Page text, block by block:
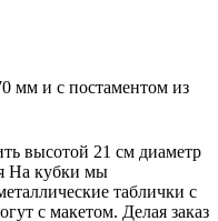
мм и с постаментом из
высотой 21 см диаметр
На кубки мы
таблички с
с макетом. Делая заказ